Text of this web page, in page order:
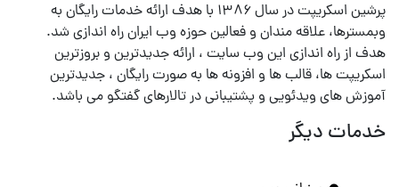
پرشین اسکریپت در سال ۱۳۸۶ با هدف ارائه خدمات رایگان به
وبمسترها، علاقه مندان و فعالین حوزه وب ایران راه اندازی شد.
هدف از راه اندازی این وب سایت ، ارائه جدیدترین و بروزترین
اسکریپت ها، قالب ها و افزونه ها به صورت رایگان ، جدیدترین
آموزش های ویدئویی و پشتیبانی در تالارهای گفتگو می باشد.
خدمات دیگر